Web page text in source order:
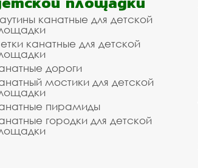
канатные для детской
канатные для детской
дороги
мостики для детской
пирамиды
городки для детской